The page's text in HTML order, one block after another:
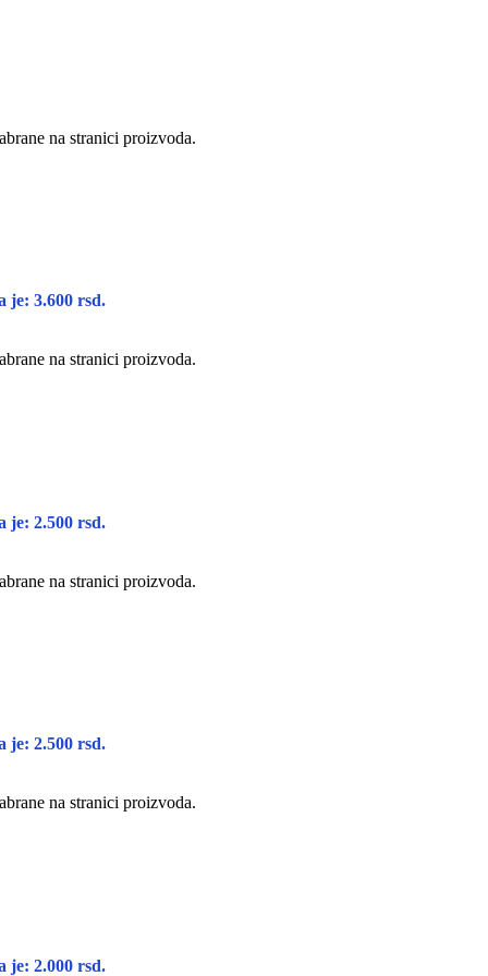
na stranici proizvoda.
je: 3.600 rsd.
na stranici proizvoda.
je: 2.500 rsd.
na stranici proizvoda.
je: 2.500 rsd.
na stranici proizvoda.
je: 2.000 rsd.